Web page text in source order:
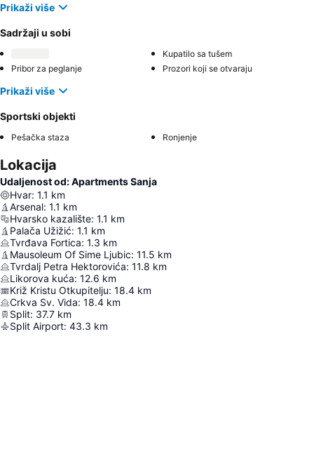
Prikaži više
Sadržaji u sobi
Kupatilo sa tušem
Pribor za peglanje
Prozori koji se otvaraju
Prikaži više
Sportski objekti
Pešačka staza Ronjenje
Lokacija
Udaljenost od: Apartments Sanja
Hvar: 1.1 km
Arsenal: 1.1 km
Hvarsko kazalište: 1.1 km
Palača Užižić: 1.1 km
Tvrđava Fortica: 1.3 km
Mausoleum Of Sime Ljubic: 11.5 km
Tvrdalj Petra Hektorovića: 11.8 km
Likorova kuća: 12.6 km
Križ Kristu Otkupitelju: 18.4 km
Crkva Sv. Vida: 18.4 km
Split: 37.7 km
Split Airport: 43.3 km